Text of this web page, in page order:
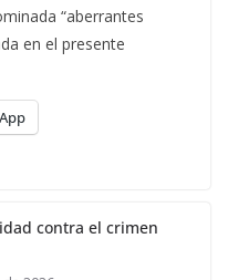
“aberrantes
en el presente
contra el crimen